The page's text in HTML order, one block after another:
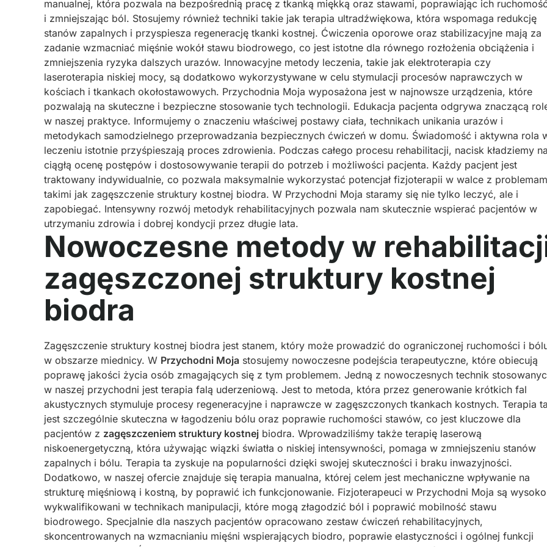
manualnej, która pozwala na bezpośrednią pracę z tkanką miękką oraz stawami, poprawiając ich
i zmniejszając ból. Stosujemy również techniki takie jak terapia ultradźwiękowa, która wspomaga redukcję
stanów zapalnych i przyspiesza regenerację tkanki kostnej. Ćwiczenia oporowe oraz stabilizacyjne mają za
zadanie wzmacniać mięśnie wokół stawu biodrowego, co jest istotne dla równego rozłożenia obciążenia i
zmniejszenia ryzyka dalszych urazów. Innowacyjne metody leczenia, takie jak elektroterapia czy
laseroterapia niskiej mocy, są dodatkowo wykorzystywane w celu stymulacji procesów naprawczych w
kościach i tkankach okołostawowych. Przychodnia Moja wyposażona jest w najnowsze urządzenia, które
pozwalają na skuteczne i bezpieczne stosowanie tych technologii. Edukacja pacjenta odgrywa znaczącą
w naszej praktyce. Informujemy o znaczeniu właściwej postawy ciała, technikach unikania urazów i
metodykach samodzielnego przeprowadzania bezpiecznych ćwiczeń w domu. Świadomość i aktywna rola
leczeniu istotnie przyśpieszają proces zdrowienia. Podczas całego procesu rehabilitacji, nacisk kładziemy na
ciągłą ocenę postępów i dostosowywanie terapii do potrzeb i możliwości pacjenta. Każdy pacjent jest
traktowany indywidualnie, co pozwala maksymalnie wykorzystać potencjał fizjoterapii w walce z
takimi jak zagęszczenie struktury kostnej biodra. W Przychodni Moja staramy się nie tylko leczyć, ale i
zapobiegać. Intensywny rozwój metodyk rehabilitacyjnych pozwala nam skutecznie wspierać pacjentów w
utrzymaniu zdrowia i dobrej kondycji przez długie lata.
Nowoczesne metody w
zagęszczonej struktury kostnej
biodra
Zagęszczenie struktury kostnej biodra jest stanem, który może prowadzić do ograniczonej ruchomości i
w obszarze miednicy. W Przychodni Moja stosujemy nowoczesne podejścia terapeutyczne, które obiecują
poprawę jakości życia osób zmagających się z tym problemem. Jedną z nowoczesnych technik
w naszej przychodni jest terapia falą uderzeniową. Jest to metoda, która przez generowanie krótkich fal
akustycznych stymuluje procesy regeneracyjne i naprawcze w zagęszczonych tkankach kostnych. Terapia ta
jest szczególnie skuteczna w łagodzeniu bólu oraz poprawie ruchomości stawów, co jest kluczowe dla
pacjentów z zagęszczeniem struktury kostnej biodra. Wprowadziliśmy także terapię laserową
niskoenergetyczną, która używając wiązki światła o niskiej intensywności, pomaga w zmniejszeniu stanów
zapalnych i bólu. Terapia ta zyskuje na popularności dzięki swojej skuteczności i braku inwazyjności.
Dodatkowo, w naszej ofercie znajduje się terapia manualna, której celem jest mechaniczne wpływanie na
strukturę mięśniową i kostną, by poprawić ich funkcjonowanie. Fizjoterapeuci w Przychodni Moja są wysoko
wykwalifikowani w technikach manipulacji, które mogą złagodzić ból i poprawić mobilność stawu
biodrowego. Specjalnie dla naszych pacjentów opracowano zestaw ćwiczeń rehabilitacyjnych,
skoncentrowanych na wzmacnianiu mięśni wspierających biodro, poprawie elastyczności i ogólnej funkcji